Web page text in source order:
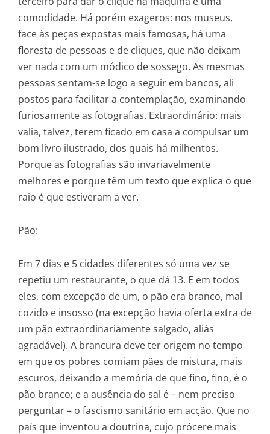
comodidade. Há porém exageros: nos museus,
face às peças expostas mais famosas, há uma
floresta de pessoas e de cliques, que não deixam
ver nada com um módico de sossego. As mesmas
pessoas sentam-se logo a seguir em bancos, ali
postos para facilitar a contemplação, examinando
furiosamente as fotografias. Extraordinário: mais
valia, talvez, terem ficado em casa a compulsar um
bom livro ilustrado, dos quais há milhentos.
Porque as fotografias são invariavelmente
melhores e porque têm um texto que explica o que
raio é que estiveram a ver.
Pão:
Em 7 dias e 5 cidades diferentes só uma vez se
repetiu um restaurante, o que dá 13. E em todos
eles, com excepção de um, o pão era branco, mal
cozido e insosso (na excepção havia oferta extra de
um pão extraordinariamente salgado, aliás
agradável). A brancura deve ter origem no tempo
em que os pobres comiam pães de mistura, mais
escuros, deixando a memória de que fino, fino, é o
pão branco; e a ausência do sal é – nem preciso
perguntar – o fascismo sanitário em acção. Que no
país que inventou a doutrina, cujo prócere mais